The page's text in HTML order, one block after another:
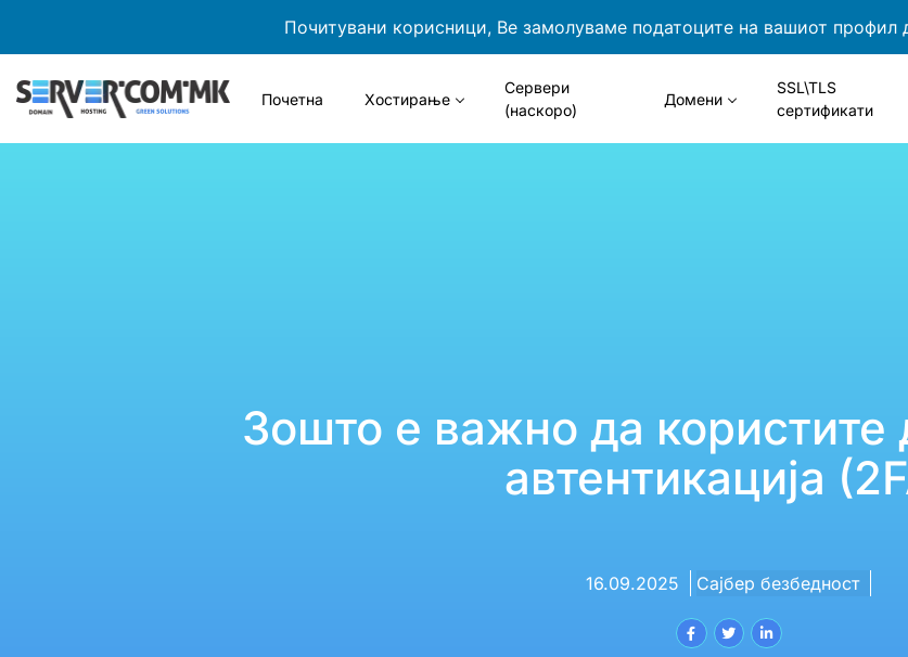
Почитувани корисници, Ве замолуваме податоците на вашиот профил
Почетна Хостирање
Сервери
(наскоро)
Домени
SSL\TLS
сертификати
Зошто е важно да користите
автентикација
16.09.2025 Сајбер безбедност